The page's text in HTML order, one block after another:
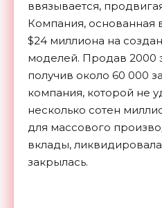
ввязывается,
Компания, основанная
$24 миллиона на
моделей. Продав 2000
получив около 60 000
компания, которой не
несколько сотен
для массового
вклады,
закрылась.